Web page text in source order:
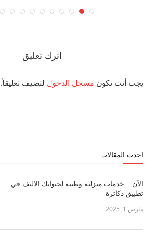
اترك تعليق
يجب أنت تكون مسجل الدخول لتضيف تعليقاً.
احدث المقالات
الآن .. خدمات منزلية وطبية لحيوانك الاليف في
تطبيق دكاترة
مارس 1, 2025